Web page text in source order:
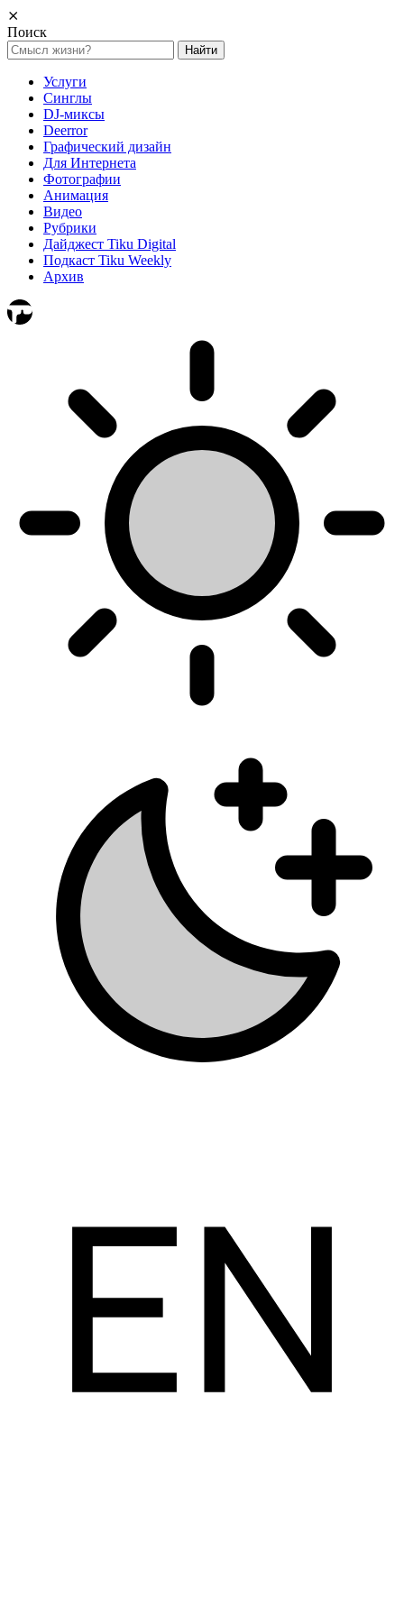
⨯
Поиск
Найти:
Услуги
Синглы
DJ-миксы
Deerror
Графический дизайн
Для Интернета
Фотографии
Анимация
Видео
Рубрики
Дайджест Tiku Digital
Подкаст Tiku Weekly
Архив